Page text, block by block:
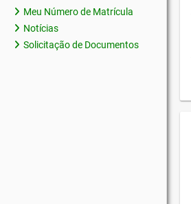
Meu Número de Matrícula
Notícias
Solicitação de Documentos